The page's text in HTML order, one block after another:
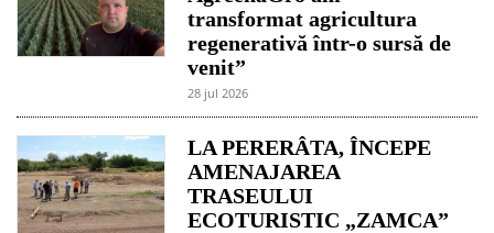
transformat agricultura
regenerativă într-o sursă de
venit”
28 jul 2026
LA PERERÂTA, ÎNCEPE
AMENAJAREA
TRASEULUI
ECOTURISTIC „ZAMCA”